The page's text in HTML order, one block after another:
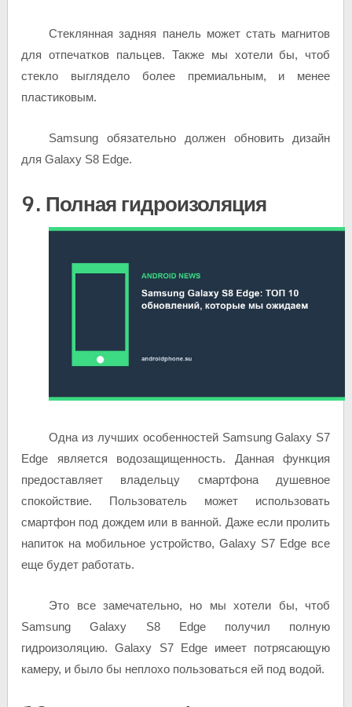
Стеклянная задняя панель может стать магнитов
для отпечатков пальцев. Также мы хотели бы, чтоб
стекло выглядело более премиальным, и менее
пластиковым.
Samsung обязательно должен обновить дизайн
для Galaxy S8 Edge.
9. Полная гидроизоляция
Одна из лучших особенностей Samsung Galaxy S7
Edge является водозащищенность. Данная функция
предоставляет владельцу смартфона душевное
спокойствие. Пользователь может использовать
смартфон под дождем или в ванной. Даже если пролить
напиток на мобильное устройство, Galaxy S7 Edge все
еще будет работать.
Это все замечательно, но мы хотели бы, чтоб
Samsung Galaxy S8 Edge получил полную
гидроизоляцию. Galaxy S7 Edge имеет потрясающую
камеру, и было бы неплохо пользоваться ей под водой.